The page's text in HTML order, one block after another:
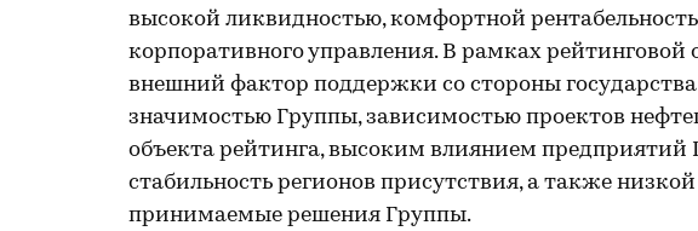
высокой ликвидностью, комфортной
корпоративного управления. В рамках рейтинговой
внешний фактор поддержки со стороны
значимостью Группы, зависимостью проектов
объекта рейтинга, высоким влиянием
стабильность регионов присутствия, а также
принимаемые решения Группы.